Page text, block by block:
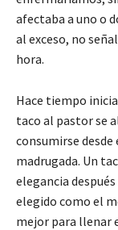
afectaba a uno o
al exceso, no
hora.
Hace tiempo
taco al pastor se
consumirse
madrugada. Un
elegancia
elegido como el
mejor para llenar